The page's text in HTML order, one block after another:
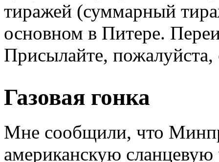
тиражей (суммарный
основном в Питере.
Присылайте,
Газовая гонка
Мне сообщили, что
американскую